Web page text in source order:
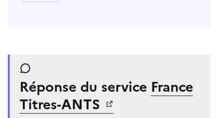
Réponse du service France
Titres-ANTS